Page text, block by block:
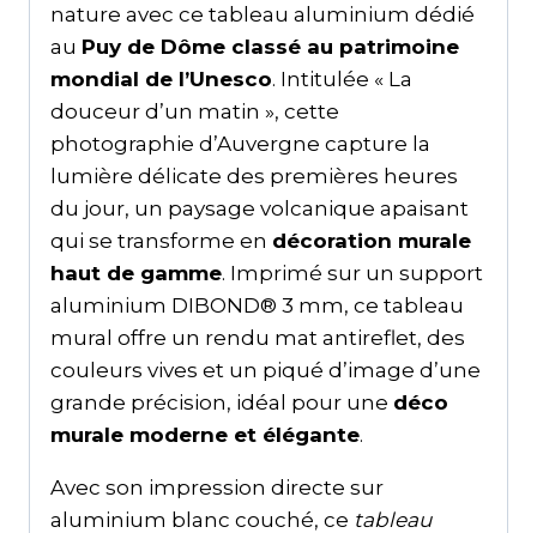
nature avec ce tableau aluminium dédié
au Puy de Dôme classé au patrimoine
mondial de l’Unesco. Intitulée « La
douceur d’un matin », cette
photographie d’Auvergne capture la
lumière délicate des premières heures
du jour, un paysage volcanique apaisant
qui se transforme en décoration murale
haut de gamme. Imprimé sur un support
aluminium DIBOND® 3 mm, ce tableau
mural offre un rendu mat antireflet, des
couleurs vives et un piqué d’image d’une
grande précision, idéal pour une déco
murale moderne et élégante.
Avec son impression directe sur
aluminium blanc couché, ce tableau